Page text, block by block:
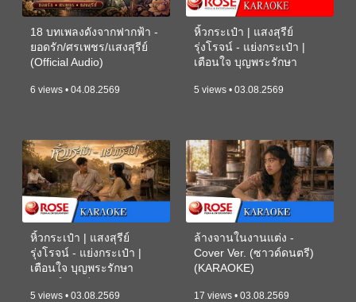
18 บทเพลงดังจากฟากฟ้า -
ยอดรัก/ศรเพชร/แสงสุรีย์
(Official Audio)
6 views • 04.08.2569
หิ้วกระเป๋า | แสงสุรีย์
รุ่งโรจน์ - แย่งกระเป๋า |
เตือนใจ บุญพระรักษา
5 views • 03.08.2569
หิ้วกระเป๋า | แสงสุรีย์
รุ่งโรจน์ - แย่งกระเป๋า |
เตือนใจ บุญพระรักษา
5 views • 03.08.2569
ล้างจานในงานแต่ง -
Cover Ver. (ซาวด์ดนตรี)
(KARAOKE)
17 views • 03.08.2569